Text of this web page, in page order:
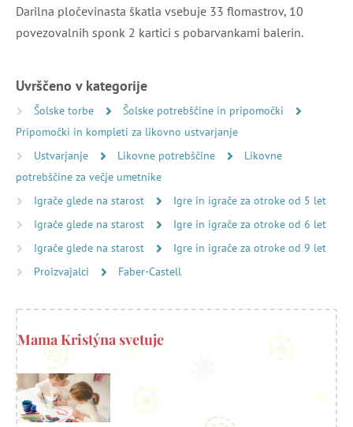
Darilna pločevinasta škatla vsebuje 33 flomastrov, 10
povezovalnih sponk 2 kartici s pobarvankami balerin.
Uvrščeno v kategorije
Šolske torbe
Šolske potrebščine in pripomočki
Pripomočki in kompleti za likovno ustvarjanje
Ustvarjanje
Likovne potrebščine
Likovne
potrebščine za večje umetnike
Igrače glede na starost
Igre in igrače za otroke od 5 let
Igrače glede na starost
Igre in igrače za otroke od 6 let
Igrače glede na starost
Igre in igrače za otroke od 9 let
Proizvajalci
Faber-Castell
Mama Kristýna svetuje